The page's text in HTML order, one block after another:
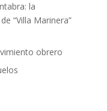
la
“Villa Marinera”
obrero